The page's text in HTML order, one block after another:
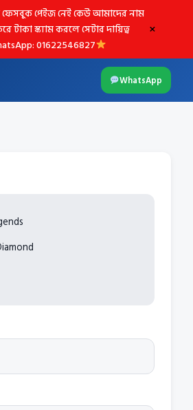
পেইজ নেই কেউ আমাদের নাম
টাকা স্ক্যাম করলে সেটার দায়িত্ব
01622546827
×
WhatsApp